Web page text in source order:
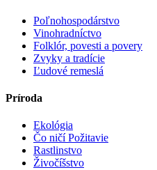
Poľnohospodárstvo
Vinohradníctvo
Folklór, povesti a povery
Zvyky a tradície
Ľudové remeslá
Príroda
Ekológia
Čo ničí Požitavie
Rastlinstvo
Živočíšstvo